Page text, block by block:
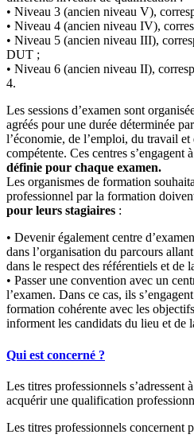
• Niveau 3 (ancien niveau V),
• Niveau 4 (ancien niveau IV),
• Niveau 5 (ancien niveau III),
DUT ;
• Niveau 6 (ancien niveau II),
4.
Les sessions d’examen sont
agréés pour une durée déterminée
l’économie, de l’emploi, du travail
compétente. Ces centres s’engagent à
définie pour chaque examen.
Les organismes de formation
professionnel par la formation
pour leurs stagiaires :
• Devenir également centre
dans l’organisation du parcours
dans le respect des référentiels et de
• Passer une convention avec un
l’examen. Dans ce cas, ils
formation cohérente avec les
informent les candidats du lieu et de
Qui est concerné ?
Les titres professionnels s’adressent
acquérir une qualification
Les titres professionnels concernent